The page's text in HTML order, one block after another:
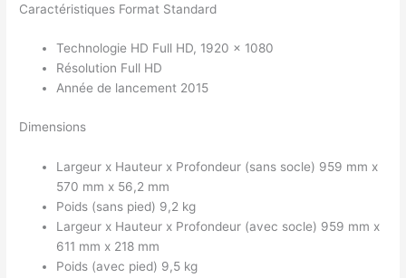
Caractéristiques Format Standard
Technologie HD Full HD, 1920 x 1080
Résolution Full HD
Année de lancement 2015
Dimensions
Largeur x Hauteur x Profondeur (sans socle) 959 mm x
570 mm x 56,2 mm
Poids (sans pied) 9,2 kg
Largeur x Hauteur x Profondeur (avec socle) 959 mm x
611 mm x 218 mm
Poids (avec pied) 9,5 kg